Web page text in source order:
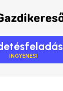
INGYENES!